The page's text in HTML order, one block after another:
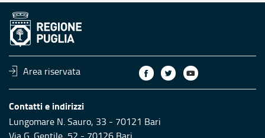
Area riservata
Contatti e indirizzi
Lungomare N. Sauro, 33 - 70121 Bari